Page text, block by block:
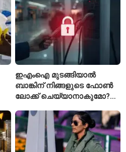
ഇഎംഐ മുടങ്ങിയാൽ
ബാങ്കിന് നിങ്ങളുടെ ഫോൺ
ലോക്ക് ചെയ്യാനാകുമോ?
ചട്ടങ്ങൾ ഇങ്ങനെ